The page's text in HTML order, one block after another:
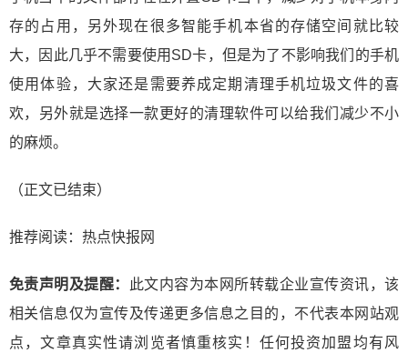
存的占用，另外现在很多智能手机本省的存储空间就比较
大，因此几乎不需要使用SD卡，但是为了不影响我们的手机
使用体验，大家还是需要养成定期清理手机垃圾文件的喜
欢，另外就是选择一款更好的清理软件可以给我们减少不小
的麻烦。
（正文已结束）
推荐阅读： 热点快报网
免责声明及提醒：
此文内容为本网所转载企业宣传资讯，该
相关信息仅为宣传及传递更多信息之目的，不代表本网站观
点，文章真实性请浏览者慎重核实！任何投资加盟均有风